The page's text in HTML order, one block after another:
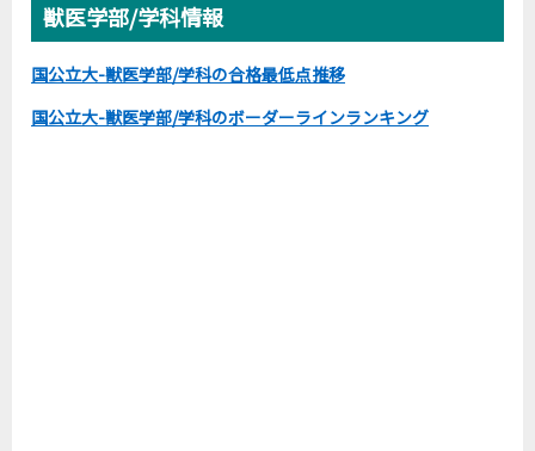
獣医学部/学科情報
国公立大-獣医学部/学科の合格最低点推移
国公立大-獣医学部/学科のボーダーラインランキング